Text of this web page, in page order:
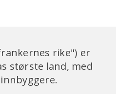
rike") er
største land, med